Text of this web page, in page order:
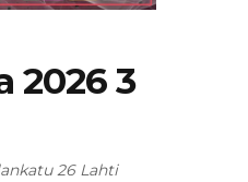
2026 3
26 Lahti